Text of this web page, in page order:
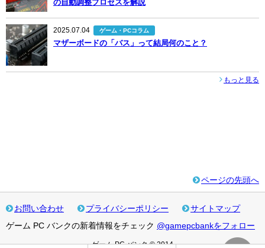
の自動調整プロセスを解説
2025.07.04 ゲーム・PCコラム
マザーボードの「バス」って結局何のこと？
もっと見る
ページの先頭へ
お問い合わせ プライバシーポリシー
サイトマップ
ゲーム PC バンクの新着情報をチェック @gamepcbankをフォロー
ゲーム PC バンク © 2014